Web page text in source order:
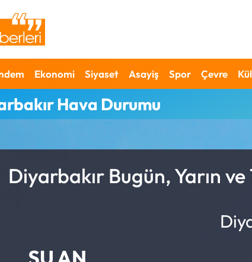
Ekonomi Siyaset Asayiş Spor Çevre
Hava Durumu
Diyarbakır Bugün, Yarın
Haritası
ve Fikstür